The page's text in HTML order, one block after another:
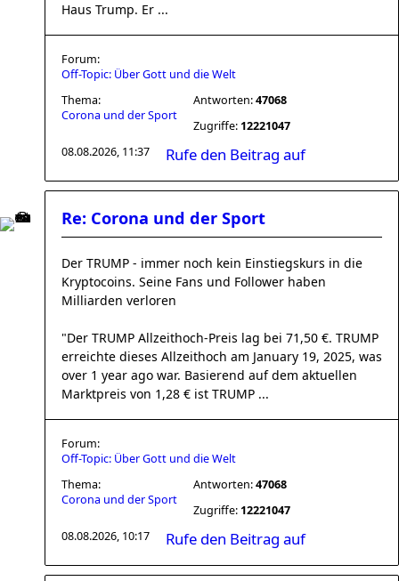
Haus Trump. Er ...
Forum:
Off-Topic: Über Gott und die Welt
Thema:
Corona und der Sport
Antworten:47068
Zugriffe: 12221047
08.08.2026, 11:37
Rufe den Beitrag auf
Re: Corona und der Sport
Der TRUMP - immer noch kein Einstiegskurs in die
Kryptocoins. Seine Fans und Follower haben
Milliarden verloren
"Der TRUMP Allzeithoch-Preis lag bei 71,50 €. TRUMP
erreichte dieses Allzeithoch am January 19, 2025, was
over 1 year ago war. Basierend auf dem aktuellen
Marktpreis von 1,28 € ist TRUMP ...
Forum:
Off-Topic: Über Gott und die Welt
Thema:
Corona und der Sport
Antworten:47068
Zugriffe: 12221047
08.08.2026, 10:17
Rufe den Beitrag auf